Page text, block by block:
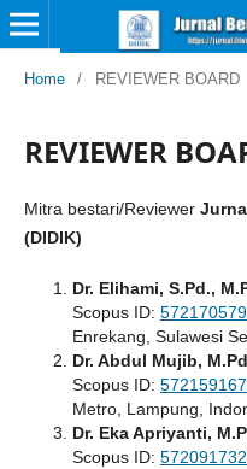
Home / REVIEWER BOARD
REVIEWER
Mitra bestari/Reviewer
(DIDIK)
Dr. Elihami, S.Pd.,
Scopus ID:
Enrekang, Sulawesi
Dr. Abdul Mujib,
Scopus ID:
Metro, Lampung,
Dr. Eka Apriyanti,
Scopus ID: